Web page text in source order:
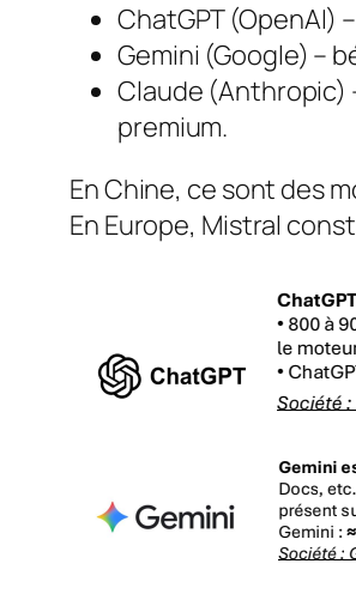
ChatGPT (OpenAI)
Gemini (Google) –
Claude (Anthropic)
premium.
En Chine, ce sont des
En Europe, Mistral